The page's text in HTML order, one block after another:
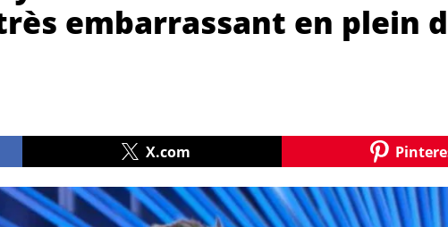
embarrassant en plein
X.com